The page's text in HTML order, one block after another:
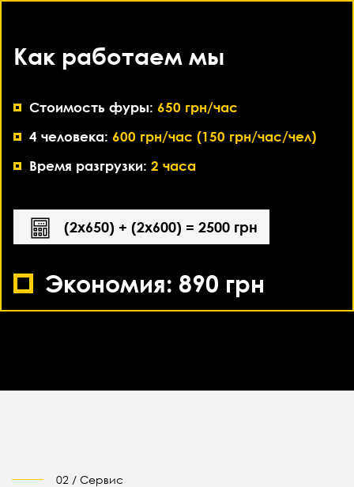
Как работаем мы
Стоимость фуры: 650 грн/час
4 человека: 600 грн/час (150 грн/час/чел)
Время разгрузки: 2 часа
(2х650) + (2х600) = 2500 грн
Экономия: 890 грн
02 / Сервис